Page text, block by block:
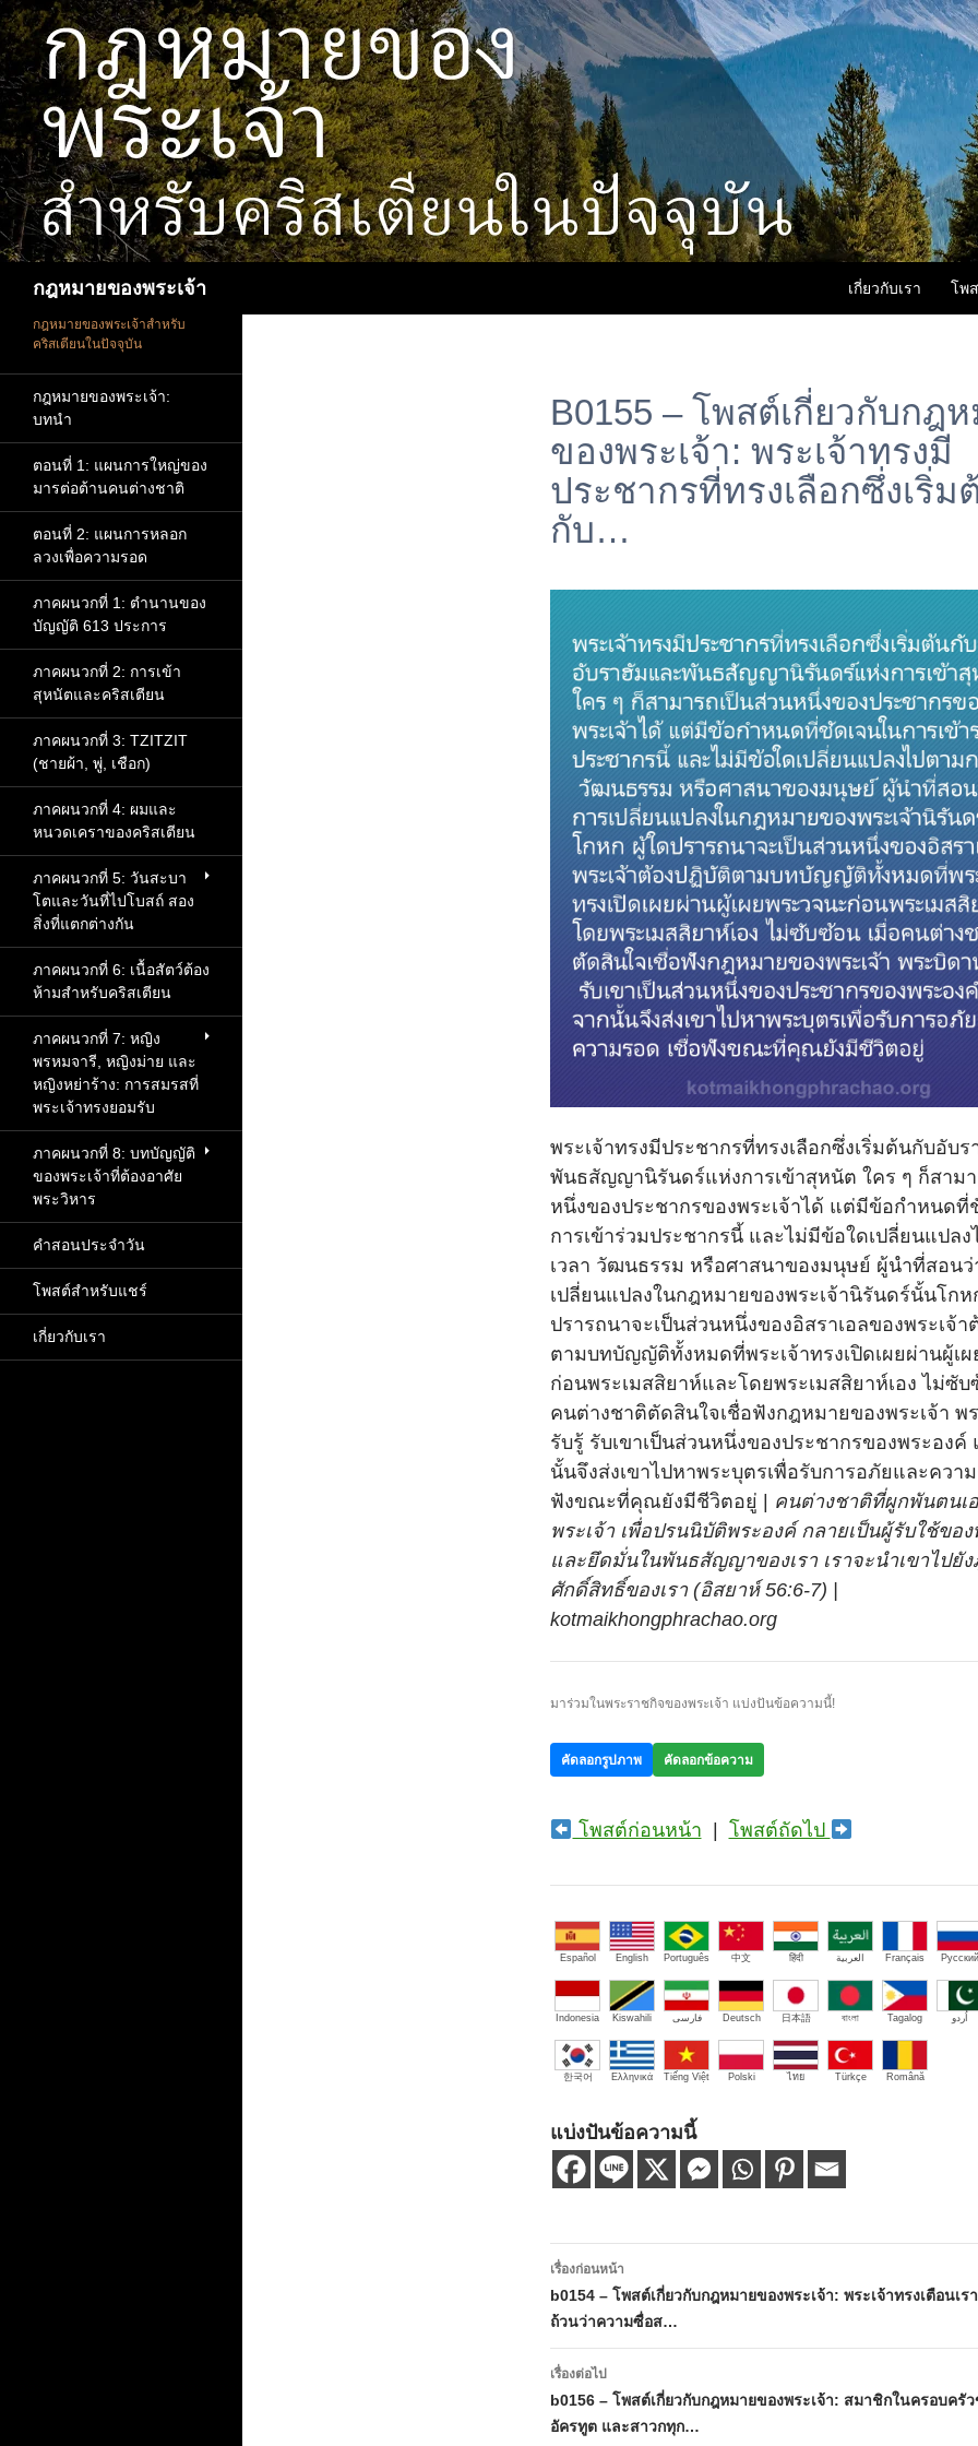
ข้าม
ไป
ยัง
เนื้อหา
กฎหมายของพระเจ้า เกี่ยวกับเรา โพ
B0155 – โพสต์เกี่ยวกับกฎ
ของพระเจ้า: พระเจ้าทรงมี
ประชากรที่ทรงเลือกซึ่งเริ่ม
กับ…
พระเจ้าทรงมีประชากรที่ทรงเลือกซึ่งเริ่มต้นกับอับ
พันธสัญญานิรันดร์แห่งการเข้าสุหนัต ใคร ๆ ก็สาม
หนึ่งของประชากรของพระเจ้าได้ แต่มีข้อกำหนดที่
การเข้าร่วมประชากรนี้ และไม่มีข้อใดเปลี่ยนแปล
เวลา วัฒนธรรม หรือศาสนาของมนุษย์ ผู้นำที่สอนว่
เปลี่ยนแปลงในกฎหมายของพระเจ้านิรันดร์นั้นโกห
ปรารถนาจะเป็นส่วนหนึ่งของอิสราเอลของพระเจ้
ตามบทบัญญัติทั้งหมดที่พระเจ้าทรงเปิดเผยผ่านผู้เ
ก่อนพระเมสสิยาห์และโดยพระเมสสิยาห์เอง ไม่ซับ
คนต่างชาติตัดสินใจเชื่อฟังกฎหมายของพระเจ้า พ
รับรู้ รับเขาเป็นส่วนหนึ่งของประชากรของพระองค์
นั้นจึงส่งเขาไปหาพระบุตรเพื่อรับการอภัยและควา
ฟังขณะที่คุณยังมีชีวิตอยู่ | คนต่างชาติที่ผูกพันตนเ
พระเจ้า เพื่อปรนนิบัติพระองค์ กลายเป็นผู้รับใช้ขอ
และยึดมั่นในพันธสัญญาของเรา เราจะนำเขาไปยัง
ศักดิ์สิทธิ์ของเรา (อิสยาห์ 56:6-7) |
kotmaikhongphrachao.org
มาร่วมในพระราชกิจของพระเจ้า แบ่งปันข้อความนี้!
คัดลอกรูปภาพ คัดลอกข้อความ
โพสต์ก่อนหน้า โพสต์ถัดไป
Español English Português 中文 हिंदी العربية Français Русский
Indonesia Kiswahili فارسی Deutsch 日本語 বাংলা Tagalog اُردو
한국어 Ελληνικά Tiếng Việt Polski ไทย Türkçe Română
แบ่งปันข้อความนี้
เมนู
นำทาง
เรื่อง
เรื่องก่อนหน้า
b0154 – โพสต์เกี่ยวกับกฎหมายของพระเจ้า: พระเจ้าทรงเตือนเร
ถ้วนว่าความซื่อส…
เรื่องต่อไป
b0156 – โพสต์เกี่ยวกับกฎหมายของพระเจ้า: สมาชิกในครอบครัว
อัครทูต และสาวกทุก…
กฎหมายของพระเจ้าสำหรับ
คริสเตียนในปัจจุบัน
กฎหมายของพระเจ้า:
บทนำ
ตอนที่ 1: แผนการใหญ่ของ
มารต่อต้านคนต่างชาติ
ตอนที่ 2: แผนการหลอก
ลวงเพื่อความรอด
ภาคผนวกที่ 1: ตำนานของ
บัญญัติ 613 ประการ
ภาคผนวกที่ 2: การเข้า
สุหนัตและคริสเตียน
ภาคผนวกที่ 3: TZITZIT
(ชายผ้า, พู่, เชือก)
ภาคผนวกที่ 4: ผมและ
หนวดเคราของคริสเตียน
ภาคผนวกที่ 5: วันสะบา
โตและวันที่ไปโบสถ์ สอง
สิ่งที่แตกต่างกัน
ภาคผนวกที่ 6: เนื้อสัตว์ต้อง
ห้ามสำหรับคริสเตียน
ภาคผนวกที่ 7: หญิง
พรหมจารี, หญิงม่าย และ
หญิงหย่าร้าง: การสมรสที่
พระเจ้าทรงยอมรับ
ภาคผนวกที่ 8: บทบัญญัติ
ของพระเจ้าที่ต้องอาศัย
พระวิหาร
คำสอนประจำวัน
โพสต์สำหรับแชร์
เกี่ยวกับเรา